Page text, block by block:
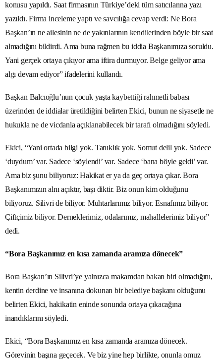
konusu yapıldı. Saat firmasının Türkiye’deki tüm satıcılarına yazı
yazıldı. Firma inceleme yaptı ve savcılığa cevap verdi: Ne Bora
Başkan’ın ne ailesinin ne de yakınlarının kendilerinden böyle bir saat
almadığını bildirdi. Ama buna rağmen bu iddia Başkanımıza soruldu.
Yani gerçek ortaya çıkıyor ama iftira durmuyor. Belge geliyor ama
algı devam ediyor” ifadelerini kullandı.
Başkan Balcıoğlu’nun çocuk yaşta kaybettiği rahmetli babası
üzerinden de iddialar üretildiğini belirten Ekici, bunun ne siyasetle ne
hukukla ne de vicdanla açıklanabilecek bir tarafı olmadığını söyledi.
Ekici, “Yani ortada bilgi yok. Tanıklık yok. Somut delil yok. Sadece
‘duydum’ var. Sadece ‘söylendi’ var. Sadece ‘bana böyle geldi’ var.
Ama biz şunu biliyoruz: Hakikat er ya da geç ortaya çıkar. Bora
Başkanımızın alnı açıktır, başı diktir. Biz onun kim olduğunu
biliyoruz. Silivri de biliyor. Muhtarlarımız biliyor. Esnafımız biliyor.
Çiftçimiz biliyor. Derneklerimiz, odalarımız, mahallelerimiz biliyor”
dedi.
“Bora Başkanımız en kısa zamanda aramıza dönecek”
Bora Başkan’ın Silivri’ye yalnızca makamdan bakan biri olmadığını,
kentin derdine ve insanına dokunan bir belediye başkanı olduğunu
belirten Ekici, hakikatin eninde sonunda ortaya çıkacağına
inandıklarını söyledi.
Ekici, “Bora Başkanımız en kısa zamanda aramıza dönecek.
Görevinin başına geçecek. Ve biz yine hep birlikte, onunla omuz